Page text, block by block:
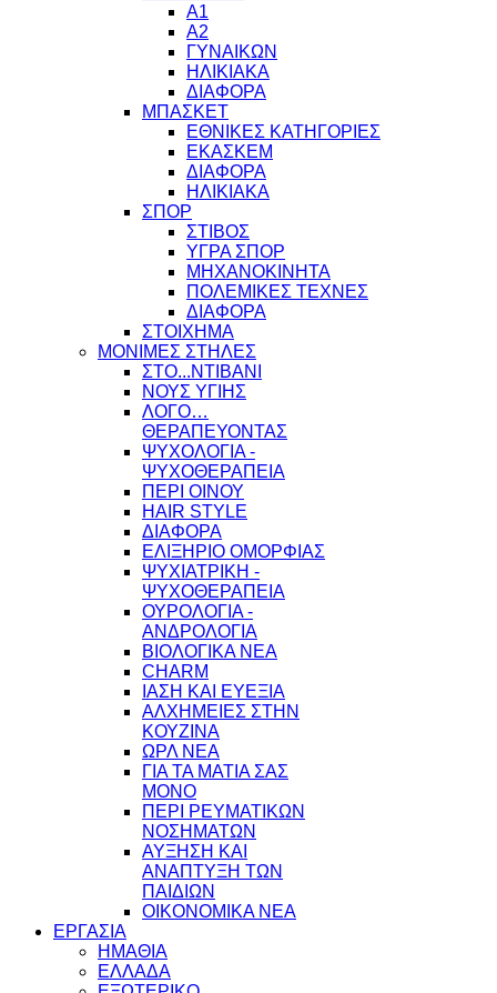
Α1
Α2
ΓΥΝΑΙΚΩΝ
ΗΛΙΚΙΑΚΑ
ΔΙΑΦΟΡΑ
ΜΠΑΣΚΕΤ
ΕΘΝΙΚΕΣ ΚΑΤΗΓΟΡΙΕΣ
ΕΚΑΣΚΕΜ
ΔΙΑΦΟΡΑ
ΗΛΙΚΙΑΚΑ
ΣΠΟΡ
ΣΤΙΒΟΣ
ΥΓΡΑ ΣΠΟΡ
ΜΗΧΑΝΟΚΙΝΗΤΑ
ΠΟΛΕΜΙΚΕΣ ΤΕΧΝΕΣ
ΔΙΑΦΟΡΑ
ΣΤΟΙΧΗΜΑ
ΜΟΝΙΜΕΣ ΣΤΗΛΕΣ
ΣΤΟ...ΝΤΙΒΑΝΙ
ΝΟΥΣ ΥΓΙΗΣ
ΛΟΓΟ…
ΘΕΡΑΠΕΥΟΝΤΑΣ
ΨΥΧΟΛΟΓΙΑ -
ΨΥΧΟΘΕΡΑΠΕΙΑ
ΠΕΡΙ ΟΙΝΟΥ
HAIR STYLE
ΔΙΑΦΟΡΑ
ΕΛΙΞΗΡΙΟ ΟΜΟΡΦΙΑΣ
ΨΥΧΙΑΤΡΙΚΗ -
ΨΥΧΟΘΕΡΑΠΕΙΑ
ΟΥΡΟΛΟΓΙΑ -
ΑΝΔΡΟΛΟΓΙΑ
ΒΙΟΛΟΓΙΚΑ ΝΕΑ
CHARM
ΙΑΣΗ ΚΑΙ ΕΥΕΞΙΑ
ΑΛΧΗΜΕΙΕΣ ΣΤΗΝ
ΚΟΥΖΙΝΑ
ΩΡΛ ΝEA
ΓΙΑ ΤΑ ΜΑΤΙΑ ΣΑΣ
ΜΟΝΟ
ΠΕΡΙ ΡΕΥΜΑΤΙΚΩΝ
ΝΟΣΗΜΑΤΩΝ
ΑΥΞΗΣΗ ΚΑΙ
ΑΝΑΠΤΥΞΗ ΤΩΝ
ΠΑΙΔΙΩΝ
ΟΙΚΟΝΟΜΙΚΑ ΝΕΑ
ΕΡΓΑΣΙΑ
ΗΜΑΘΙΑ
ΕΛΛΑΔΑ